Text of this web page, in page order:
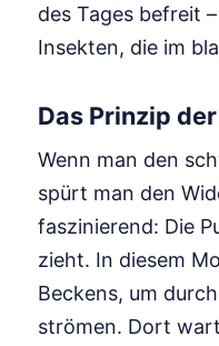
des Tages befreit
Insekten, die im
Das Prinzip
Wenn man den
spürt man den
faszinierend: Die
zieht. In diesem
Beckens, um
strömen. Dort